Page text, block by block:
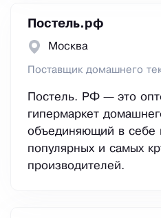
Постель.рф
Москва
Поставщик домашнего
Постель. РФ — это
гипермаркет
объединяющий в себе
популярных и самых
производителей.